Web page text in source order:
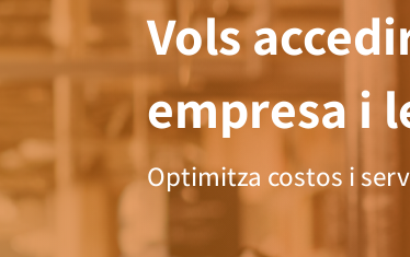
Vols
empresa i
Optimitza costos i